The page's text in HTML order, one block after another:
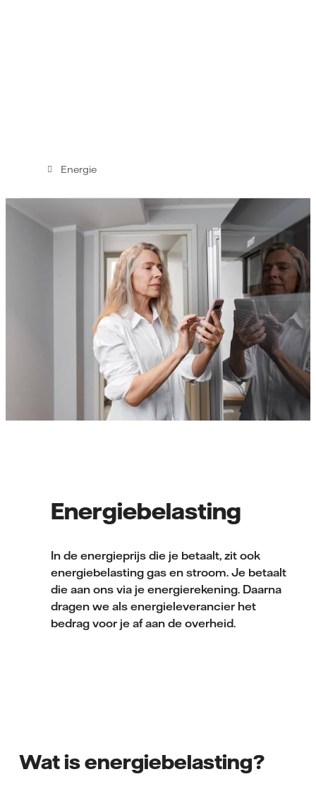
Energie
Energiebelasting
In de energieprijs die je betaalt, zit ook
energiebelasting gas en stroom. Je betaalt
die aan ons via je energierekening. Daarna
dragen we als energieleverancier het
bedrag voor je af aan de overheid.
Wat is energiebelasting?